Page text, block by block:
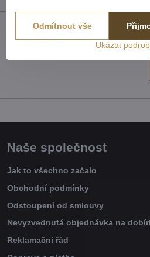
FacebookTwitterBluesky
Naše společnost
Jak to všechno začalo
Obchodní podmínky
Odstoupení od smlouvy
Nevyzvednutá objednávka na
Reklamační řád
Ukázat
Odmítnout vše